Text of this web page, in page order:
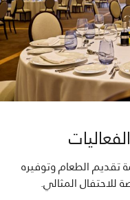
تقديم الطعام وتوفيره
للاحتفال المثالي.